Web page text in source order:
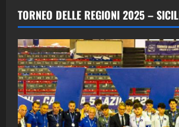
2
“SportEmpire” in
(Martedi 28 Aprile
28/04/2026
3
"SportEmpire" in
“SportEmpire” in
(Martedi 21 Aprile
21/04/2026
TORNEO DELLE REGIONI 2025 –